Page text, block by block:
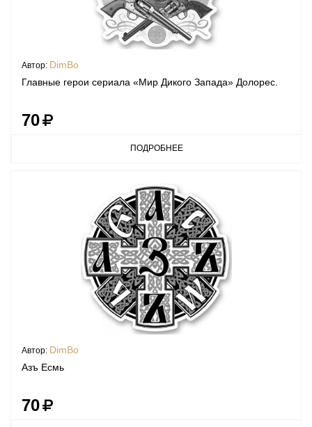
Автор: DimBo
Главные герои сериала «Мир Дикого Запада» Долорес.
70
ПОДРОБНЕЕ
Автор: DimBo
Азъ Есмь
70